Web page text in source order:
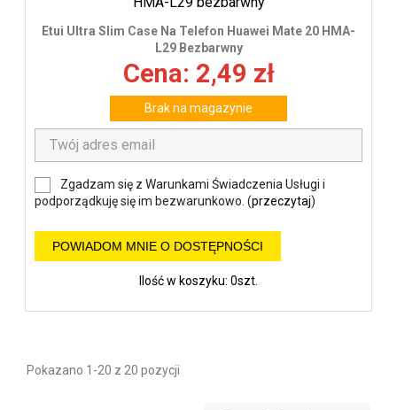
Etui Ultra Slim Case Na Telefon Huawei Mate 20 HMA-
L29 Bezbarwny
Cena: 2,49 zł
Brak na magazynie
Zgadzam się z Warunkami Świadczenia Usługi i
podporządkuję się im bezwarunkowo. (przeczytaj)
POWIADOM MNIE O DOSTĘPNOŚCI
Ilość w koszyku: 0szt.
Pokazano 1-20 z 20 pozycji